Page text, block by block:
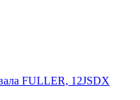
FULLER, 12JSDX